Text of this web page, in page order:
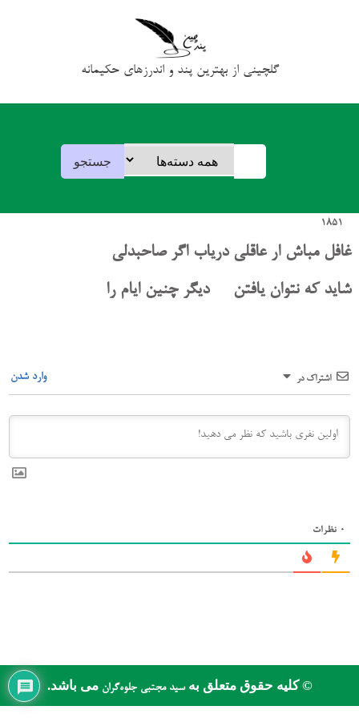
گلچینی از بهترین پند و اندرزهای حکیمانه
1851
غافل مباش ار عاقلی دریاب اگر صاحبدلی
شاید که نتوان یافتن دیگر چنین ایام را
اشتراک در وارد شدن
0 نظرات
© کلیه حقوق متعلق بهسید مجتبی جلوه‌گرانمی باشد.